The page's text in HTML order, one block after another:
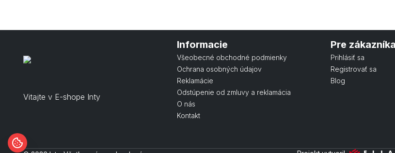
Vitajte v E-shope Inty
Informacie
Všeobecné obchodné podmienky
Ochrana osobných údajov
Reklamácie
Odstúpenie od zmluvy a reklamácia
O nás
Kontakt
Pre zákazníka
Prihlásiť sa
Registrovať sa
Blog